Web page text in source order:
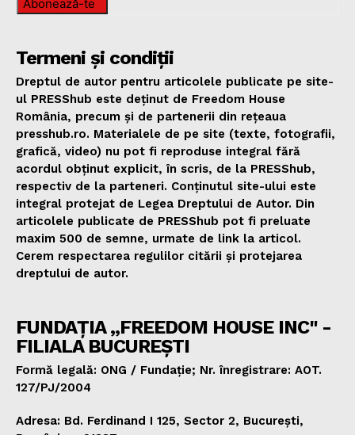
Abonează-te
Termeni și condiții
Dreptul de autor pentru articolele publicate pe site-
ul PRESShub este deținut de Freedom House
România, precum și de partenerii din rețeaua
presshub.ro. Materialele de pe site (texte, fotografii,
grafică, video) nu pot fi reproduse integral fără
acordul obținut explicit, în scris, de la PRESShub,
respectiv de la parteneri. Conținutul site-ului este
integral protejat de Legea Dreptului de Autor. Din
articolele publicate de PRESShub pot fi preluate
maxim 500 de semne, urmate de link la articol.
Cerem respectarea regulilor citării și protejarea
dreptului de autor.
FUNDAȚIA „FREEDOM HOUSE INC" -
FILIALA BUCUREȘTI
Formă legală: ONG / Fundație; Nr. înregistrare: AOT.
127/PJ/2004
Adresa: Bd. Ferdinand I 125, Sector 2, București,